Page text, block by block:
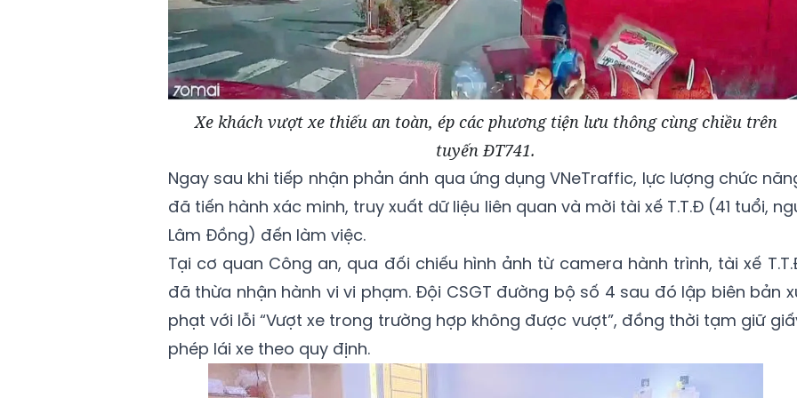
Xe khách vượt xe thiếu an toàn, ép các phương tiện lưu thông cùng chiều trên
tuyến ĐT741.
Ngay sau khi tiếp nhận phản ánh qua ứng dụng VNeTraffic, lực lượng chức
đã tiến hành xác minh, truy xuất dữ liệu liên quan và mời tài xế T.T.Đ (41 tuổi,
Lâm Đồng) đến làm việc.
Tại cơ quan Công an, qua đối chiếu hình ảnh từ camera hành trình, tài xế
đã thừa nhận hành vi vi phạm. Đội CSGT đường bộ số 4 sau đó lập biên bản
phạt với lỗi “Vượt xe trong trường hợp không được vượt”, đồng thời tạm giữ
phép lái xe theo quy định.